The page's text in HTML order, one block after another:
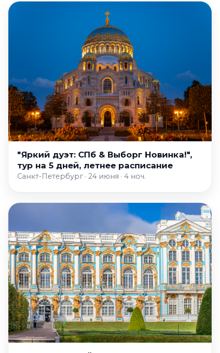
"Яркий дуэт: СПб & Выборг Новинка!",
тур на 5 дней, летнее расписание
Санкт-Петербург · 24 июня · 4 ноч.